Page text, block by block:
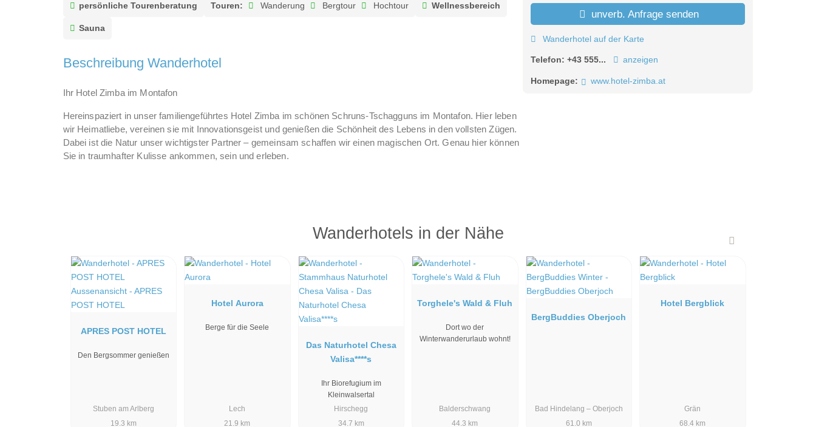
persönliche Tourenberatung Touren: Wanderung Bergtour Hochtour Wellnessbereich
Sauna
Beschreibung Wanderhotel
Ihr Hotel Zimba im Montafon
Hereinspaziert in unser familiengeführtes Hotel Zimba im schönen Schruns-Tschagguns im Montafon. Hier leben
wir Heimatliebe, vereinen sie mit Innovationsgeist und genießen die Schönheit des Lebens in den vollsten Zügen.
Dabei ist die Natur unser wichtigster Partner – gemeinsam schaffen wir einen magischen Ort. Genau hier können
Sie in traumhafter Kulisse ankommen, sein und erleben.
unverb. Anfrage senden
Wanderhotel auf der Karte
Telefon:+43 555... anzeigen
Homepage: www.hotel-zimba.at
Wanderhotels in der Nähe
APRES POST HOTEL
Den Bergsommer genießen
Stuben am Arlberg
19.3 km
Hotel Aurora
Berge für die Seele
Lech
21.9 km
Das Naturhotel Chesa
Valisa****s
Ihr Biorefugium im
Kleinwalsertal
Hirschegg
34.7 km
Torghele's Wald & Fluh
Dort wo der
Winterwanderurlaub wohnt!
Balderschwang
44.3 km
BergBuddies Oberjoch
Bad Hindelang – Oberjoch
61.0 km
Hotel Bergblick
Grän
68.4 km